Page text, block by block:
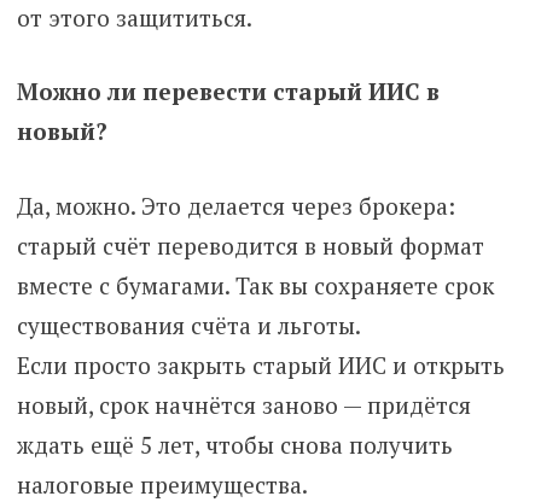
от этого защититься.
Можно ли перевести старый ИИС в
новый?
Да, можно. Это делается через брокера:
старый счёт переводится в новый формат
вместе с бумагами. Так вы сохраняете срок
существования счёта и льготы.
Если просто закрыть старый ИИС и открыть
новый, срок начнётся заново — придётся
ждать ещё 5 лет, чтобы снова получить
налоговые преимущества.